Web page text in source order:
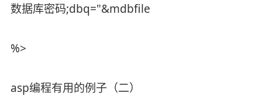
数据库密码;dbq="&mdbfile
%>
asp编程有用的例子（二）